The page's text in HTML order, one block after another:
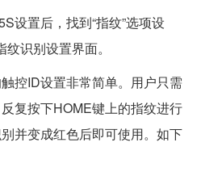
设置后，找到“指纹”选项设
识别设置界面。
控ID设置非常简单。用户只需
复按下HOME键上的指纹进行
并变成红色后即可使用。如下